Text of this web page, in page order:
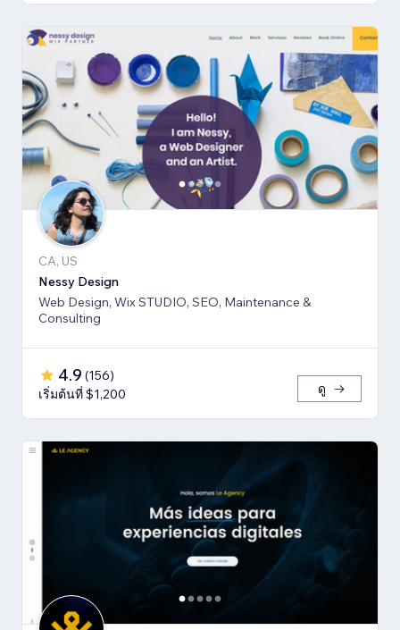
CA, US
Nessy Design
Web Design, Wix STUDIO, SEO, Maintenance &
Consulting
4.9 (156)
เริ่มต้นที่ $1,200
ดู